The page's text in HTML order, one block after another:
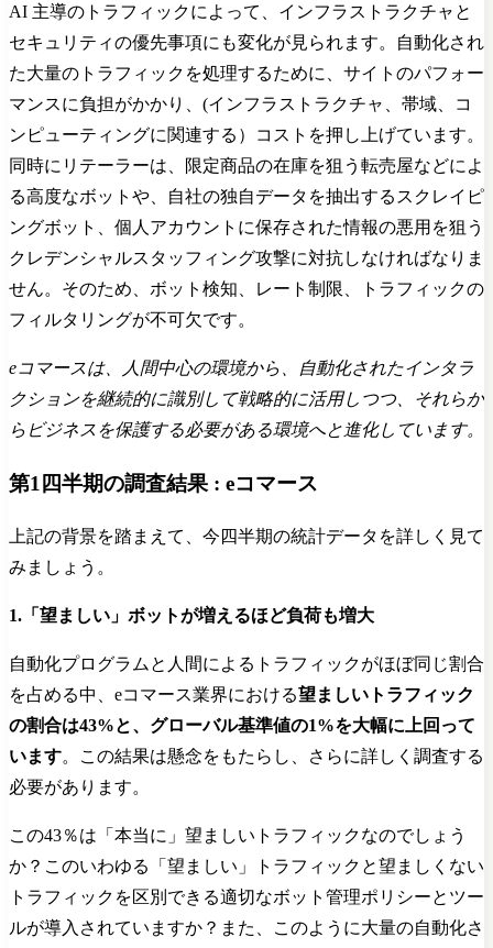
AI 主導のトラフィックによって、インフラストラクチャと
セキュリティの優先事項にも変化が見られます。自動化され
た大量のトラフィックを処理するために、サイトのパフォー
マンスに負担がかかり、(インフラストラクチャ、帯域、コ
ンピューティングに関連する）コストを押し上げています。
同時にリテーラーは、限定商品の在庫を狙う転売屋などによ
る高度なボットや、自社の独自データを抽出するスクレイピ
ングボット、個人アカウントに保存された情報の悪用を狙う
クレデンシャルスタッフィング攻撃に対抗しなければなりま
せん。そのため、ボット検知、レート制限、トラフィックの
フィルタリングが不可欠です。
eコマースは、人間中心の環境から、自動化されたインタラ
クションを継続的に識別して戦略的に活用しつつ、それらか
らビジネスを保護する必要がある環境へと進化しています。
第1四半期の調査結果 : eコマース
上記の背景を踏まえて、今四半期の統計データを詳しく見て
みましょう。
1.「望ましい」ボットが増えるほど負荷も増大
自動化プログラムと人間によるトラフィックがほぼ同じ割合
を占める中、eコマース業界における望ましいトラフィック
の割合は43%と、 グローバル基準値の1%を大幅に上回って
います。この結果は懸念をもたらし、さらに詳しく調査する
必要があります。
この43％は「本当に」望ましいトラフィックなのでしょう
か？ このいわゆる「望ましい」トラフィックと望ましくない
トラフィックを区別できる適切なボット管理ポリシーとツー
ルが導入されていますか？また、このように大量の自動化さ